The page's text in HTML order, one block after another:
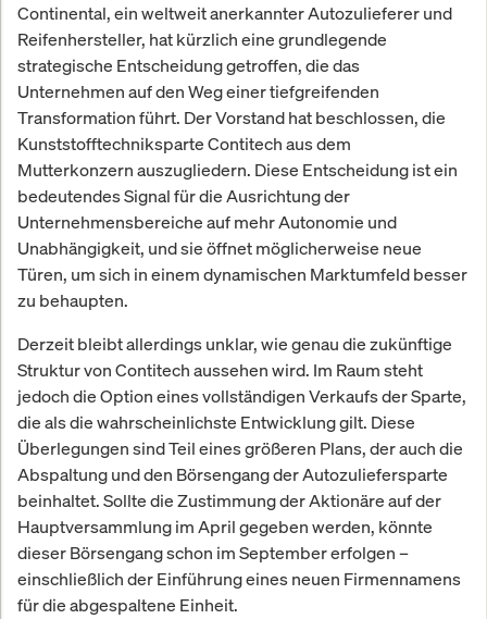
Continental, ein weltweit anerkannter Autozulieferer und
Reifenhersteller, hat kürzlich eine grundlegende
strategische Entscheidung getroffen, die das
Unternehmen auf den Weg einer tiefgreifenden
Transformation führt. Der Vorstand hat beschlossen, die
Kunststofftechniksparte Contitech aus dem
Mutterkonzern auszugliedern. Diese Entscheidung ist ein
bedeutendes Signal für die Ausrichtung der
Unternehmensbereiche auf mehr Autonomie und
Unabhängigkeit, und sie öffnet möglicherweise neue
Türen, um sich in einem dynamischen Marktumfeld besser
zu behaupten.
Derzeit bleibt allerdings unklar, wie genau die zukünftige
Struktur von Contitech aussehen wird. Im Raum steht
jedoch die Option eines vollständigen Verkaufs der Sparte,
die als die wahrscheinlichste Entwicklung gilt. Diese
Überlegungen sind Teil eines größeren Plans, der auch die
Abspaltung und den Börsengang der Autozuliefersparte
beinhaltet. Sollte die Zustimmung der Aktionäre auf der
Hauptversammlung im April gegeben werden, könnte
dieser Börsengang schon im September erfolgen –
einschließlich der Einführung eines neuen Firmennamens
für die abgespaltene Einheit.